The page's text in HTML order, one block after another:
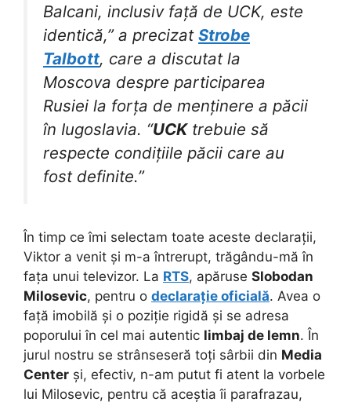
Balcani, inclusiv față de UCK, este
identică,” a precizat Strobe
Talbott, care a discutat la
Moscova despre participarea
Rusiei la forța de menținere a păcii
în Iugoslavia. “UCKtrebuie să
respecte condițiile păcii care au
fost definite.”
În timp ce îmi selectam toate aceste declarații,
Viktor a venit și m-a întrerupt, trăgându-mă în
fața unui televizor. La RTS, apăruse Slobodan
Milosevic, pentru o declarație oficială. Avea o
față imobilă și o poziție rigidă și se adresa
poporului în cel mai autentic limbaj de lemn. În
jurul nostru se strânseseră toți sârbii din Media
Center și, efectiv, n-am putut fi atent la vorbele
lui Milosevic, pentru că aceștia îi parafrazau,